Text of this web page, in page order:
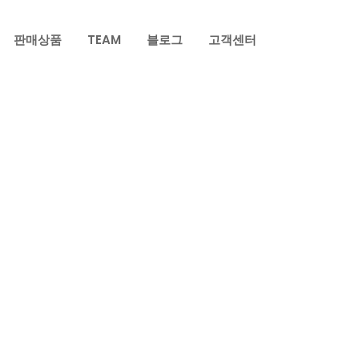
판매상품 TEAM 블로그 고객센터